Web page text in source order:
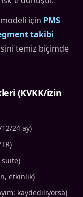
için PMS
takibi
temiz biçimde
(KVKK/izin
24 ay)
etkinlik)
kaydediliyorsa)